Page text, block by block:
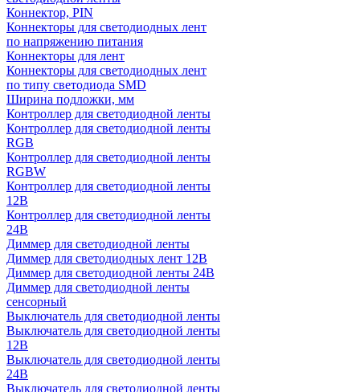
Коннектор, PIN
Коннекторы для светодиодных лент
по напряжению питания
Коннекторы для лент
Коннекторы для светодиодных лент
по типу светодиода SMD
Ширина подложки, мм
Контроллер для светодиодной ленты
Контроллер для светодиодной ленты
RGB
Контроллер для светодиодной ленты
RGBW
Контроллер для светодиодной ленты
12В
Контроллер для светодиодной ленты
24В
Диммер для светодиодной ленты
Диммер для светодиодных лент 12В
Диммер для светодиодной ленты 24В
Диммер для светодиодной ленты
сенсорный
Выключатель для светодиодной ленты
Выключатель для светодиодной ленты
12В
Выключатель для светодиодной ленты
24В
Выключатель для светодиодной ленты